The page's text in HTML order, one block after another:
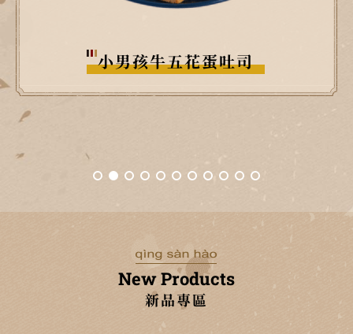
胖子烤肉排蛋吐司
New Products
新品專區